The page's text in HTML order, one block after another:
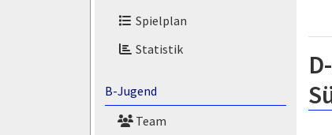
Spielplan
Statistik
B-Jugend
Team